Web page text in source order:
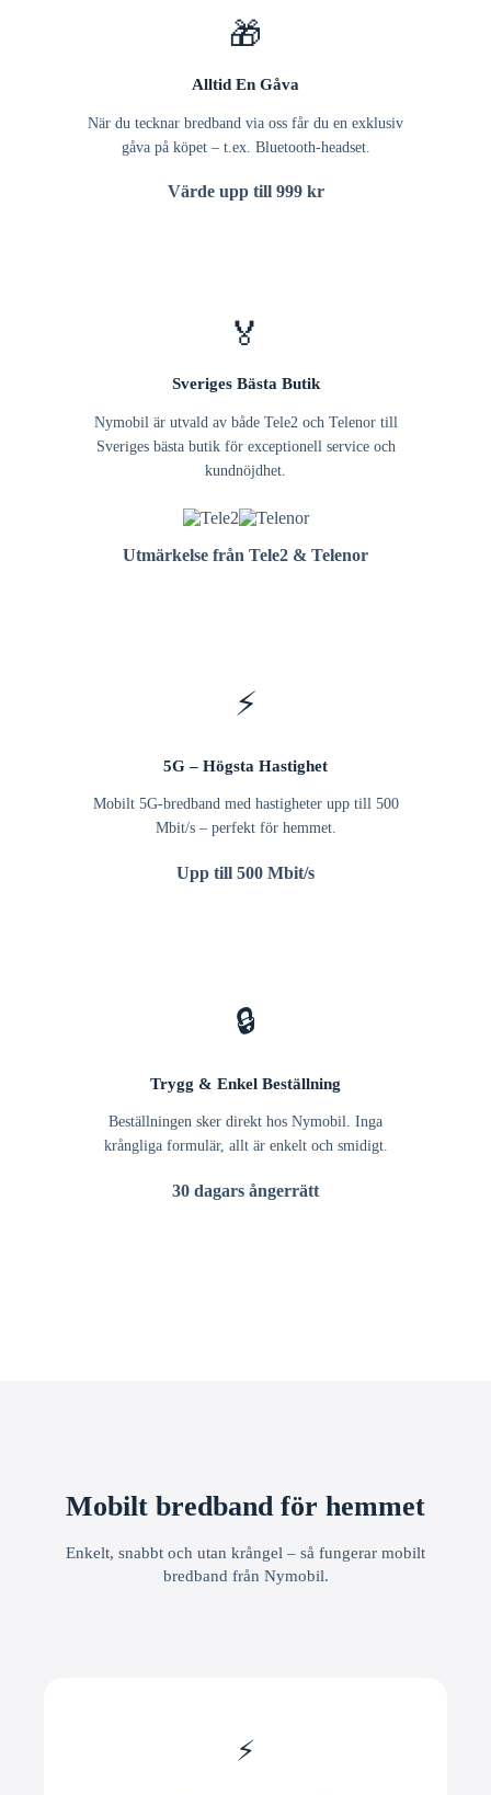
🎁
Alltid En Gåva
När du tecknar bredband via oss får du en exklusiv
gåva på köpet – t.ex. Bluetooth-headset.
Värde upp till 999 kr
🏅
Sveriges Bästa Butik
Nymobil är utvald av både Tele2 och Telenor till
Sveriges bästa butik för exceptionell service och
kundnöjdhet.
Utmärkelse från Tele2 & Telenor
⚡
5G – Högsta Hastighet
Mobilt 5G-bredband med hastigheter upp till 500
Mbit/s – perfekt för hemmet.
Upp till 500 Mbit/s
🔒
Trygg & Enkel Beställning
Beställningen sker direkt hos Nymobil. Inga
krångliga formulär, allt är enkelt och smidigt.
30 dagars ångerrätt
Mobilt bredband för hemmet
Enkelt, snabbt och utan krångel – så fungerar mobilt
bredband från Nymobil.
⚡